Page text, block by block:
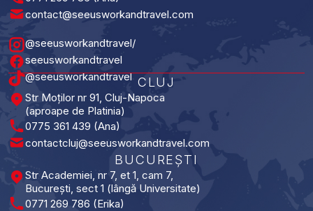
contact@seeusworkandtravel.com
@seeusworkandtravel/
seeusworkandtravel
@seeusworkandtravel CLUJ
Str Moților nr 91, Cluj-Napoca
(aproape de Platinia)
0775 361 439 (Ana)
contactcluj@seeusworkandtravel.com
BUCUREȘTI​
Str Academiei, nr 7, et 1, cam 7,
București, sect 1 (lângă Universitate)
0771 269 786 (Erika)